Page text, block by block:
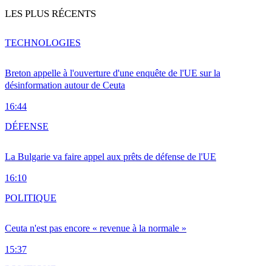
LES PLUS RÉCENTS
Breton appelle à l'ouverture d'une enquête de l'UE sur la
désinformation autour de Ceuta
16:44
TECHNOLOGIES
La Bulgarie va faire appel aux prêts de défense de l'UE
16:10
DÉFENSE
Ceuta n'est pas encore « revenue à la normale »
15:37
POLITIQUE